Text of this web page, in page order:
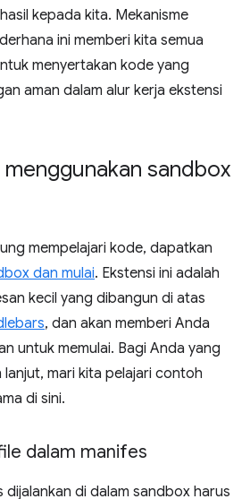
kepada kita. Mekanisme
ini memberi kita semua
menyertakan kode yang
aman dalam alur kerja ekstensi
sandbox
mempelajari kode, dapatkan
dan mulai. Ekstensi ini adalah
kecil yang dibangun di atas
, dan akan memberi Anda
untuk memulai. Bagi Anda yang
lanjut, mari kita pelajari contoh
di sini.
dalam manifes
dijalankan di dalam sandbox harus